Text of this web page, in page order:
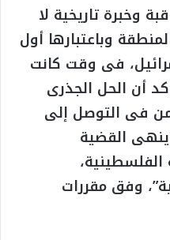
وخبرة تاريخية لا
وباعتبارها أول
فى وقت كانت
أن الحل الجذرى
فى التوصل إلى
القضية
وفق مقررات